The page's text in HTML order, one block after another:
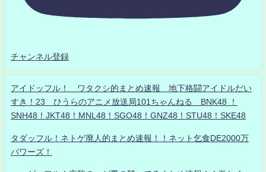
チャンネル登録
アイドッフル！ ワタクシ的まとめ速報 地下格闘アイドルだい
すき！23 ひうらのアニメ放送局101ちゃんねる BNK48 ！
SNH48！JKT48！MNL48！SGO48！GNZ48！STU48！SKE48
タダッフル！ネトゲ廃人的まとめ速報！！ネット乞食DE2000万
パワーズ！